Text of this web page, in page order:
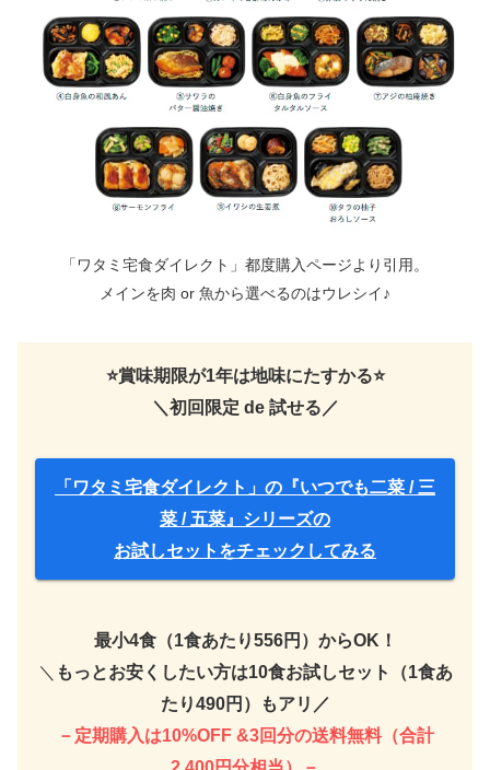
「ワタミ宅食ダイレクト」都度購入ページより引用。
メインを肉 or 魚から選べるのはウレシイ♪
⭐️賞味期限が1年は地味にたすかる⭐️
＼初回限定 de 試せる／
「ワタミ宅食ダイレクト」の『いつでも二菜 / 三
菜 / 五菜』シリーズの
お試しセットをチェックしてみる
最小4食（1食あたり556円）からOK！
＼ もっとお安くしたい方は10食お試しセット（1食あ
たり490円）もアリ／
－定期購入は10%OFF &3回分の送料無料（合計